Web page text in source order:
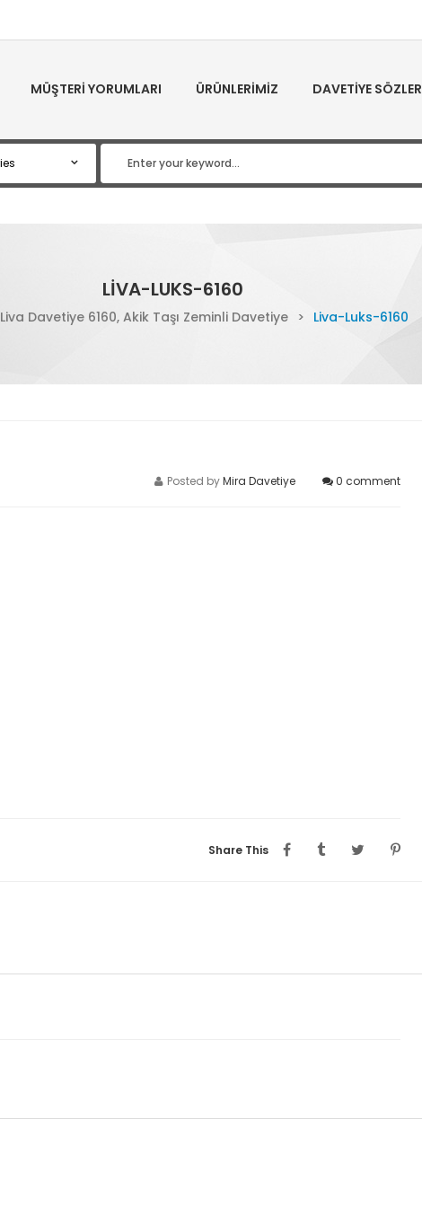
MÜŞTERI YORUMLARI ÜRÜNLERIMIZ DAVETIYE
LIVA-LUKS-6160
Liva Davetiye 6160, Akik Taşı Zeminli Davetiye > Liva-Luks-6160
0 comment
Posted byMira Davetiye
Share This